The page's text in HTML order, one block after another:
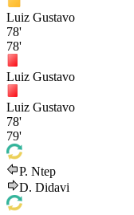
Luiz Gustavo
78'
78'
Luiz Gustavo
Luiz Gustavo
78'
79'
P. Ntep
D. Didavi